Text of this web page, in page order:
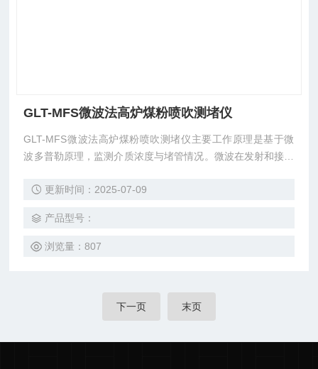
GLT-MFS微波法高炉煤粉喷吹测堵仪
GLT-MFS微波法高炉煤粉喷吹测堵仪主要工作原理是基于微
波多普勒原理，监测介质浓度与堵管情况。微波在发射和接收
质成正比；由于被测介质的流速，会使发射波和接收波之间存
到介质流速，从而自动补偿了流速对浓度的影响。
更新时间：2025-07-09
产品型号：
浏览量：807
下一页 末页